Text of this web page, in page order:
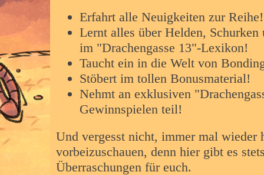
Erfahrt alle Neuigkeiten zur Reihe!
Lernt alles über Helden, Schurken
im "Drachengasse 13"-Lexikon!
Taucht ein in die Welt von
Stöbert im tollen Bonusmaterial!
Nehmt an exklusiven
Gewinnspielen teil!
Und vergesst nicht, immer mal wieder
vorbeizuschauen, denn hier gibt es
Überraschungen für euch.